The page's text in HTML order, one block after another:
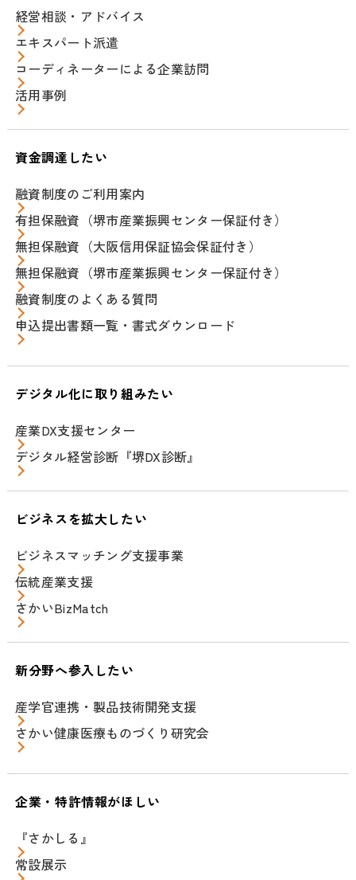
経営相談・アドバイス
エキスパート派遣
コーディネーターによる企業訪問
活用事例
資金調達したい
融資制度のご利用案内
有担保融資（堺市産業振興センター保証付き）
無担保融資（大阪信用保証協会保証付き）
無担保融資（堺市産業振興センター保証付き）
融資制度のよくある質問
申込提出書類一覧・書式ダウンロード
デジタル化に取り組みたい
産業DX支援センター
デジタル経営診断『堺DX診断』
ビジネスを拡大したい
ビジネスマッチング支援事業
伝統産業支援
さかいBizMatch
新分野へ参入したい
産学官連携・製品技術開発支援
さかい健康医療ものづくり研究会
企業・特許情報がほしい
『さかしる』
常設展示